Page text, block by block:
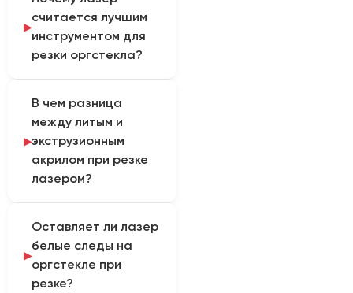
считается лучшим
инструментом для
резки оргстекла?
оргстекло (акрил)
бесконтактно. При этом
высокая температура
луча не просто
прорезает материал,
получается гладкий,
прозрачный и глянцевый
рез, не требующий
ручной полировки.
В чем разница
между литым и
экструзионным
акрилом при резке
лазером?
медленнее, но дает
идеальный глянцевый
край и отлично
гравируется
Оставляет ли лазер
белые следы на
оргстекле при
резке?